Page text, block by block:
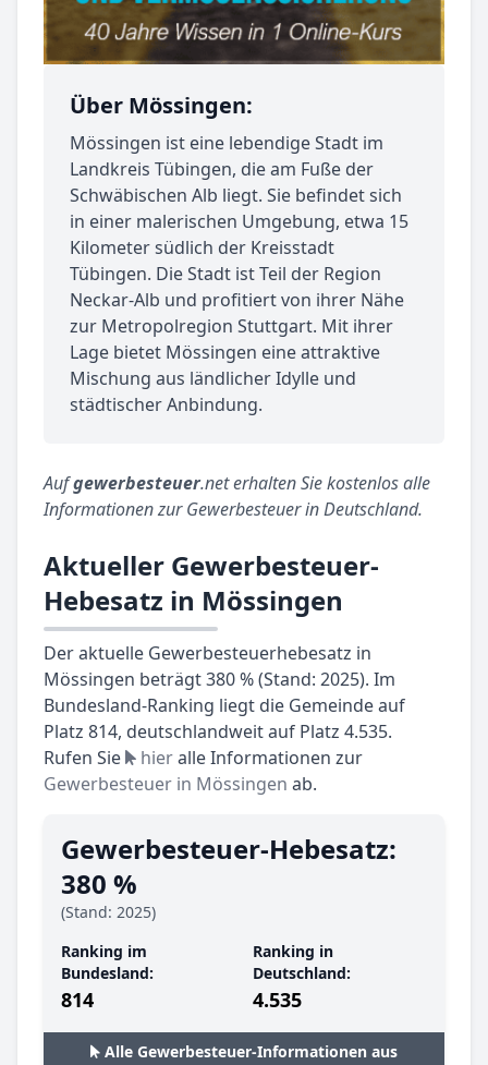
Über Mössingen:
Mössingen ist eine lebendige Stadt im
Landkreis Tübingen, die am Fuße der
Schwäbischen Alb liegt. Sie befindet sich
in einer malerischen Umgebung, etwa 15
Kilometer südlich der Kreisstadt
Tübingen. Die Stadt ist Teil der Region
Neckar-Alb und profitiert von ihrer Nähe
zur Metropolregion Stuttgart. Mit ihrer
Lage bietet Mössingen eine attraktive
Mischung aus ländlicher Idylle und
städtischer Anbindung.
Aufgewerbesteuer.net erhalten Sie kostenlos alle
Informationen zur Gewerbesteuer in Deutschland.
Aktueller Gewerbesteuer-
Hebesatz in Mössingen
Der aktuelle Gewerbesteuerhebesatz in
Mössingen beträgt 380 % (Stand: 2025). Im
Bundesland-Ranking liegt die Gemeinde auf
Platz 814, deutschlandweit auf Platz 4.535.
Rufen Sie
hieralle Informationen zur
Gewerbesteuer in Mössingen ab.
Gewerbesteuer-Hebesatz:
380 %
(Stand: 2025)
Ranking im
Bundesland:
814
Ranking in
Deutschland:
4.535
Alle Gewerbesteuer-Informationen aus